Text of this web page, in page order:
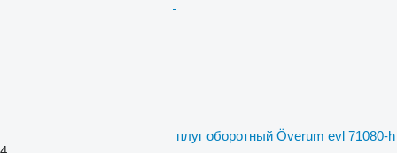
плуг оборотный Överum evl 71080-h